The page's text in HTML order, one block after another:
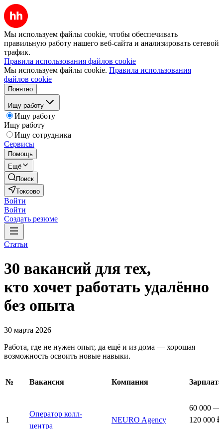
Мы используем файлы cookie, чтобы обеспечивать
правильную работу нашего веб-сайта и анализировать сетевой
трафик.
Правила использования файлов cookie
Мы используем файлы cookie. Правила использования
файлов cookie
Понятно
Ищу работу
Ищу работу
Ищу работу
Ищу сотрудника
Сервисы
Помощь
Ещё
Поиск
Токсово
Войти
Войти
Создать резюме
Статьи
30 вакансий для тех,
кто хочет работать удалённо
без опыта
30 марта 2026
Работа, где не нужен опыт, да ещё и из дома — хорошая
возможность освоить новые навыки.
№ Вакансия Компания Зарплата
1
Оператор колл-
центра
NEURO Agency
60 000 —
120 000 ₽